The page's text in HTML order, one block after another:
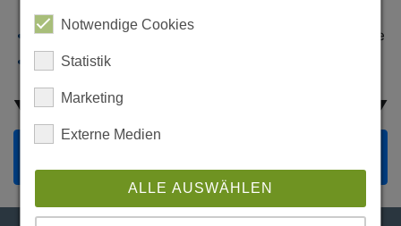
Zentrales System für Telefon, SMS und Online-Gebote
Hohe Flexibilität des Systems: extrem kurzfristige
▼ Zum Download der kompletten 1-2-3.live Case Study ▼
Zustimmung zum "CreaLog ChatBot" Cookie um
diesen Inhalt anzuzeigen
Notwendige Cookies
Statistik
Marketing
Externe Medien
ALLE AUSWÄHLEN